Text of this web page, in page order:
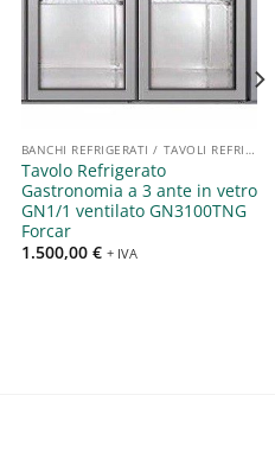
Aggiungi
alla lista
dei
desideri
BANCHI REFRIGERATI / TAVOLI REFRIGERATI / SALADETTE
Tavolo Refrigerato
Gastronomia a 3 ante in vetro
GN1/1 ventilato GN3100TNG
Forcar
1.500,00 € + IVA